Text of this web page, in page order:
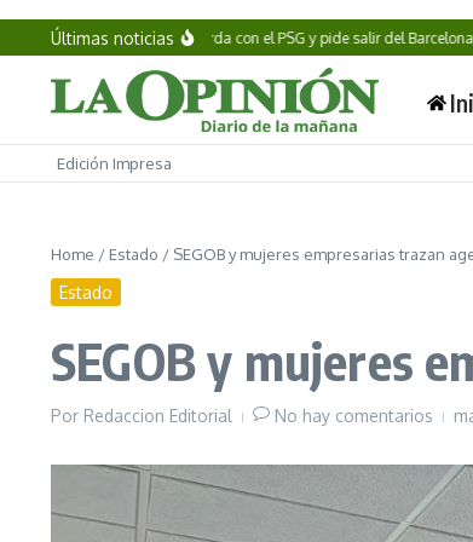
Saltar al contenido
Últimas noticias
Ferran Torres acuerda con el PSG y pide salir del Barcelona
Edición Impresa
Home / Estado / SEGOB y mujeres empresarias trazan
Estado
SEGOB y mujeres
Por Redaccion Editorial No hay comentarios